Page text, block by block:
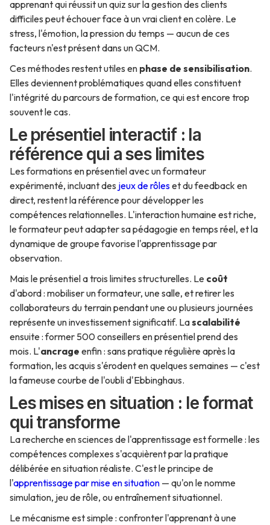
apprenant qui réussit un quiz sur la gestion des clients
difficiles peut échouer face à un vrai client en colère. Le
stress, l'émotion, la pression du temps — aucun de ces
facteurs n'est présent dans un QCM.
Ces méthodes restent utiles en phase de sensibilisation.
Elles deviennent problématiques quand elles constituent
l'intégrité du parcours de formation, ce qui est encore trop
souvent le cas.
Le présentiel interactif : la
référence qui a ses limites
Les formations en présentiel avec un formateur
expérimenté, incluant des jeux de rôleset du feedback en
direct, restent la référence pour développer les
compétences relationnelles. L'interaction humaine est riche,
le formateur peut adapter sa pédagogie en temps réel, et la
dynamique de groupe favorise l'apprentissage par
observation.
Mais le présentiel a trois limites structurelles. Le coût
d'abord : mobiliser un formateur, une salle, et retirer les
collaborateurs du terrain pendant une ou plusieurs journées
représente un investissement significatif. Lascalabilité
ensuite : former 500 conseillers en présentiel prend des
mois. L'ancrage enfin : sans pratique régulière après la
formation, les acquis s'érodent en quelques semaines — c'est
la fameuse courbe de l'oubli d'Ebbinghaus.
Les mises en situation : le format
qui transforme
La recherche en sciences de l'apprentissage est formelle : les
compétences complexes s'acquièrent par la pratique
délibérée en situation réaliste. C'est le principe de
l'apprentissage par mise en situation — qu'on le nomme
simulation, jeu de rôle, ou entraînement situationnel.
Le mécanisme est simple : confronter l'apprenant à une